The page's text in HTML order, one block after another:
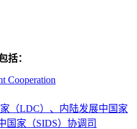
括：
Cooperation
（LDC）、内陆发展中国家
国家（SIDS）协调司